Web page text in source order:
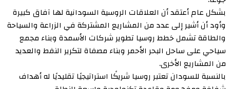
بشكل عام أعتقد أن العلاقات الروسية السودانية لها آفاق كبيرة
وأود أن أشير إلى عدد من المشاريع المشتركة في الزراعة والسياحة
والطاقة تشمل خطط روسيا تطوير شركات الأسمدة وبناء مجمع
سياحي على ساحل البحر الأحمر وبناء مصفاة لتكرير النفط والعديد
من المشاريع الأخرى.
بالنسبة للسودان تعتبر روسيا شريكًا استراتيجيًا تقليديًا له أهداف